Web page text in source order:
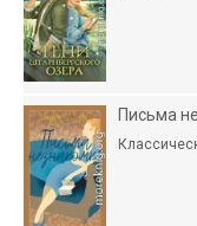
Письма